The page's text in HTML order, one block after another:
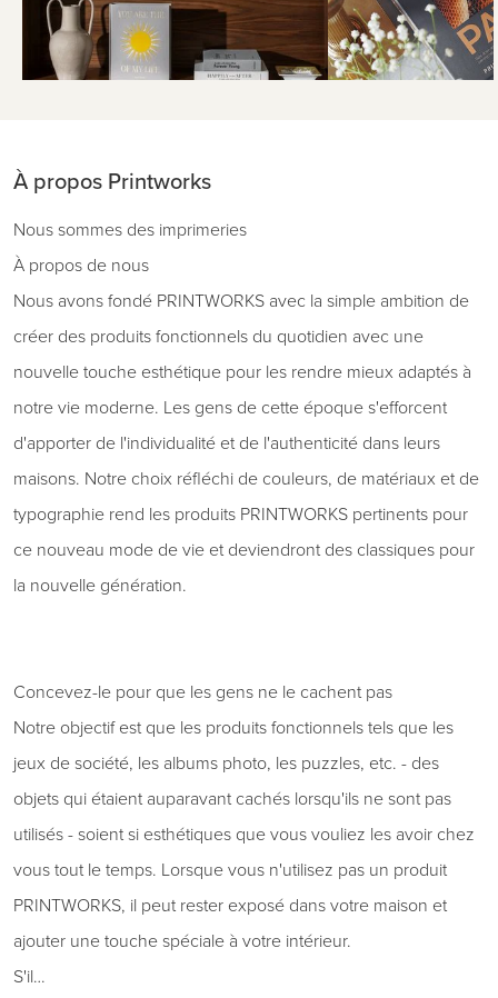
À propos Printworks
Nous sommes des imprimeries
À propos de nous
Nous avons fondé PRINTWORKS avec la simple ambition de
créer des produits fonctionnels du quotidien avec une
nouvelle touche esthétique pour les rendre mieux adaptés à
notre vie moderne. Les gens de cette époque s'efforcent
d'apporter de l'individualité et de l'authenticité dans leurs
maisons. Notre choix réfléchi de couleurs, de matériaux et de
typographie rend les produits PRINTWORKS pertinents pour
ce nouveau mode de vie et deviendront des classiques pour
la nouvelle génération.
Concevez-le pour que les gens ne le cachent pas
Notre objectif est que les produits fonctionnels tels que les
jeux de société, les albums photo, les puzzles, etc. - des
objets qui étaient auparavant cachés lorsqu'ils ne sont pas
utilisés - soient si esthétiques que vous vouliez les avoir chez
vous tout le temps. Lorsque vous n'utilisez pas un produit
PRINTWORKS, il peut rester exposé dans votre maison et
ajouter une touche spéciale à votre intérieur.
S'il…